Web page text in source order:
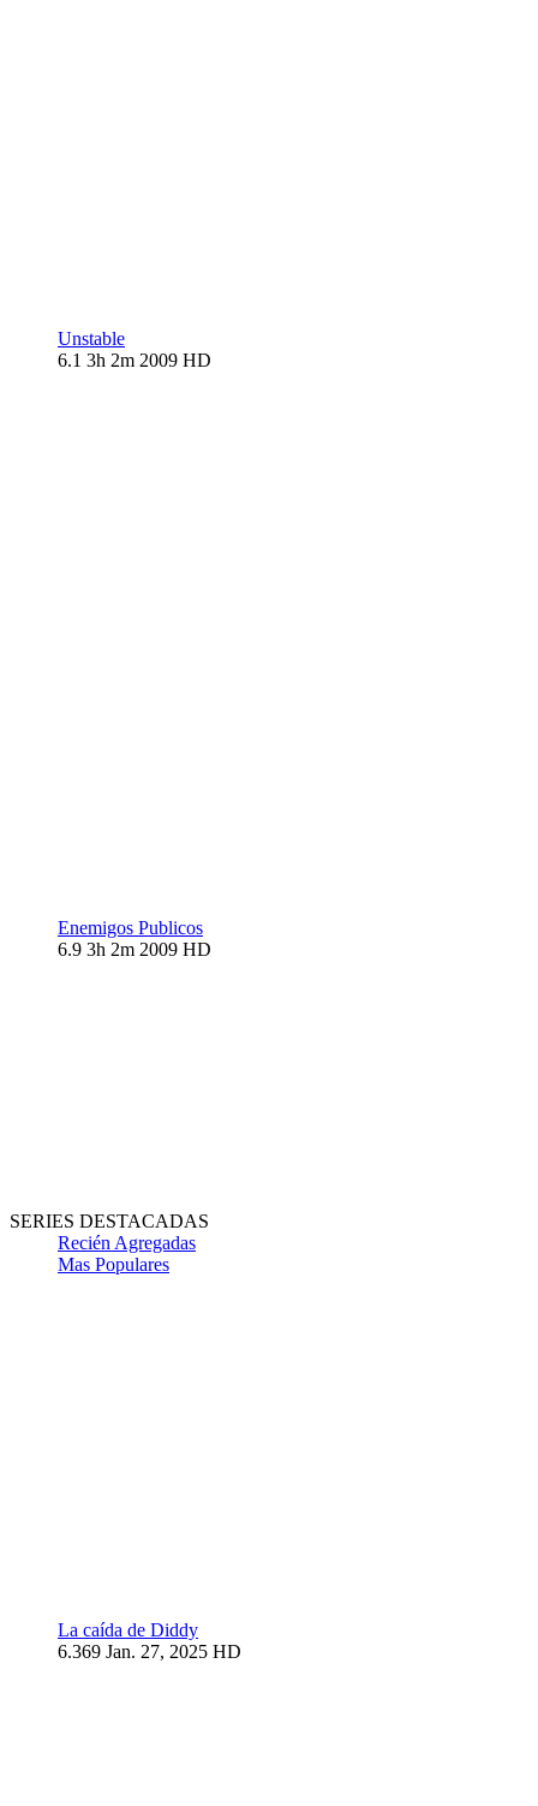
Unstable
6.1 3h 2m 2009 HD
Enemigos Publicos
6.9 3h 2m 2009 HD
SERIES DESTACADAS
Recién Agregadas
Mas Populares
La caída de Diddy
6.369 Jan. 27, 2025 HD